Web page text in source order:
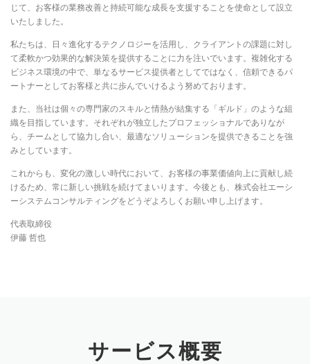
じて、お客様の業務改善と持続可能な成長を支援することを使命として設立
いたしました。
私たちは、日々進化するテクノロジーを活用し、クライアントの課題に対し
て柔軟かつ効果的な解決策を提供することに力を注いでいます。複雑化する
ビジネス環境の中で、単なるサービス提供者としてではなく、信頼できるパ
ートナーとしてお客様と共に歩んでいけるよう努めております。
また、当社は個々の専門家のスキルと情熱が結集する「ギルド」のような組
織を目指しています。それぞれが独立したプロフェッショナルでありなが
ら、チームとして協力し合い、最適なソリューションを提供できることを強
みとしています。
これからも、変化の激しい時代において、お客様の事業価値向上に貢献し続
けるため、常に新しい挑戦を続けてまいります。今後とも、株式会社エーシ
ーシステムコンサルティングをどうぞよろしくお願い申し上げます。
代表取締役
伊藤 哲也
サービス概要